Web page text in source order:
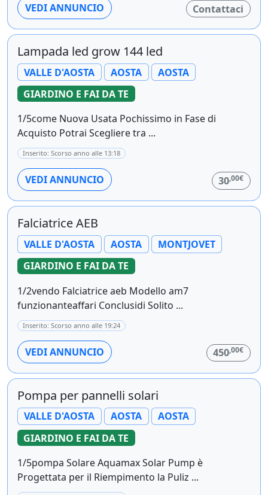
VEDI ANNUNCIO Contattaci
Lampada led grow 144 led
VALLE D'AOSTA AOSTA
AOSTA
GIARDINO E FAI DA TE
1/5come Nuova Usata Pochissimo in Fase di
Acquisto Potrai Scegliere tra ...
Inserito: Scorso anno alle 13:18
VEDI ANNUNCIO 30,00€
Falciatrice AEB
VALLE D'AOSTA AOSTA
MONTJOVET
GIARDINO E FAI DA TE
1/2vendo Falciatrice aeb Modello am7
funzionanteaffari Conclusidi Solito ...
Inserito: Scorso anno alle 19:24
VEDI ANNUNCIO 450,00€
Pompa per pannelli solari
VALLE D'AOSTA AOSTA
AOSTA
GIARDINO E FAI DA TE
1/5pompa Solare Aquamax Solar Pump è
Progettata per il Riempimento la Puliz ...